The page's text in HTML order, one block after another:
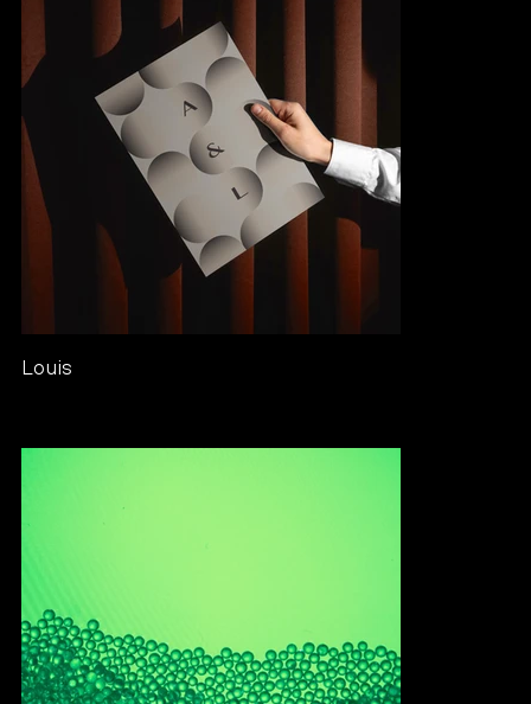
Louis